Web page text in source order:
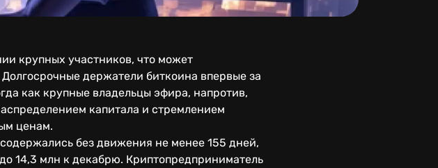
крупных участников, что может
держатели биткоина впервые за
как крупные владельцы эфира, напротив,
капитала и стремлением
ценам.
без движения не менее 155 дней,
14,3 млн к декабрю. Криптопредприниматель